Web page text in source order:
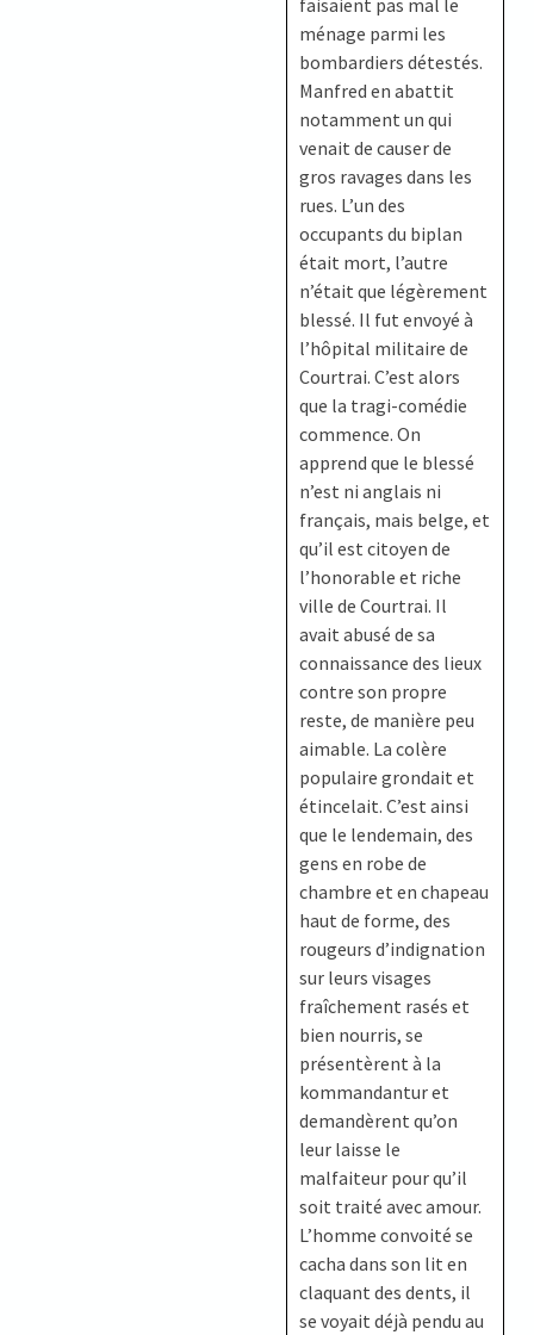
faisaient pas mal le
ménage parmi les
bombardiers détestés.
Manfred en abattit
notamment un qui
venait de causer de
gros ravages dans les
rues. L’un des
occupants du biplan
était mort, l’autre
n’était que légèrement
blessé. Il fut envoyé à
l’hôpital militaire de
Courtrai. C’est alors
que la tragi-comédie
commence. On
apprend que le blessé
n’est ni anglais ni
français, mais belge, et
qu’il est citoyen de
l’honorable et riche
ville de Courtrai. Il
avait abusé de sa
connaissance des lieux
contre son propre
reste, de manière peu
aimable. La colère
populaire grondait et
étincelait. C’est ainsi
que le lendemain, des
gens en robe de
chambre et en chapeau
haut de forme, des
rougeurs d’indignation
sur leurs visages
fraîchement rasés et
bien nourris, se
présentèrent à la
kommandantur et
demandèrent qu’on
leur laisse le
malfaiteur pour qu’il
soit traité avec amour.
L’homme convoité se
cacha dans son lit en
claquant des dents, il
se voyait déjà pendu au